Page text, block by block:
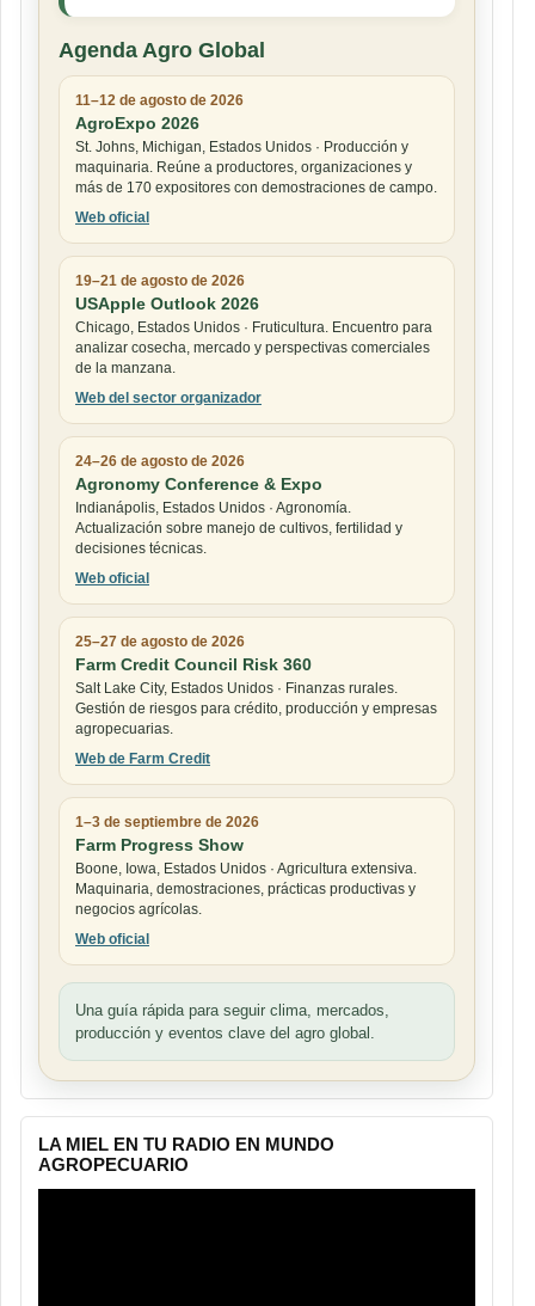
Agenda Agro Global
11–12 de agosto de 2026
AgroExpo 2026
St. Johns, Michigan, Estados Unidos · Producción y
maquinaria. Reúne a productores, organizaciones y
más de 170 expositores con demostraciones de campo.
Web oficial
19–21 de agosto de 2026
USApple Outlook 2026
Chicago, Estados Unidos · Fruticultura. Encuentro para
analizar cosecha, mercado y perspectivas comerciales
de la manzana.
Web del sector organizador
24–26 de agosto de 2026
Agronomy Conference & Expo
Indianápolis, Estados Unidos · Agronomía.
Actualización sobre manejo de cultivos, fertilidad y
decisiones técnicas.
Web oficial
25–27 de agosto de 2026
Farm Credit Council Risk 360
Salt Lake City, Estados Unidos · Finanzas rurales.
Gestión de riesgos para crédito, producción y empresas
agropecuarias.
Web de Farm Credit
1–3 de septiembre de 2026
Farm Progress Show
Boone, Iowa, Estados Unidos · Agricultura extensiva.
Maquinaria, demostraciones, prácticas productivas y
negocios agrícolas.
Web oficial
Una guía rápida para seguir clima, mercados,
producción y eventos clave del agro global.
LA MIEL EN TU RADIO EN MUNDO
AGROPECUARIO